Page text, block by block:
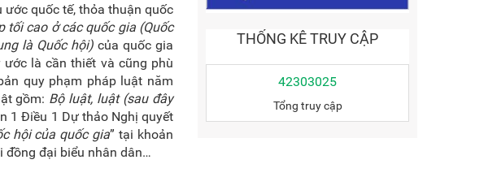
quốc tế, thỏa thuận quốc
tối cao ở các quốc gia (Quốc
là Quốc hội) của quốc gia
là cần thiết và cũng phù
quy phạm pháp luật năm
gồm: Bộ luật, luật (sau đây
1 Điều 1 Dự thảo Nghị quyết
hội của quốc gia” tại khoản
đồng đại biểu nhân dân…
THỐNG KÊ TRUY CẬP
42303025
Tổng truy cập